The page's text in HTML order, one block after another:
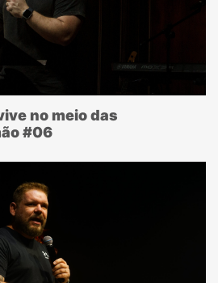
no meio das
#06